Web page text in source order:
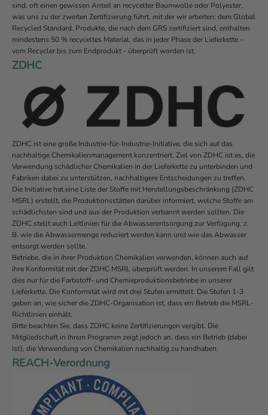
sind, oft einen gewissen Anteil an recycelter Baumwolle oder Polyester,
was uns zu der zweiten Zertifizierung führt, mit der wir arbeiten: dem Global
Recycled Standard. Produkte, die nach dem GRS zertifiziert sind, enthalten
mindestens 50 % recyceltes Material, das in jeder Phase der Lieferkette -
vom Recycler bis zum Endprodukt - überprüft worden ist.
ZDHC
ZDHC ist eine große Industrie-für-Industrie-Initiative, die sich auf das
nachhaltige Chemikalienmanagement konzentriert. Ziel von ZDHC ist es, die
Verwendung schädlicher Chemikalien in der Lieferkette zu unterbinden und
Fabriken dabei zu unterstützen, nachhaltigere Entscheidungen zu treffen.
Die Initiative hat eine Liste der Stoffe mit Herstellungsbeschränkung (ZDHC
MSRL) erstellt, die Produktionsstätten darüber informiert, welche Stoffe am
schädlichsten sind und aus der Produktion verbannt werden sollten. Die
ZDHC stellt auch Leitlinien für die Abwasserentsorgung zur Verfügung, z.
B. wie die Abwassermenge reduziert werden kann und wie das Abwasser
entsorgt werden sollte.
Betriebe, die in ihrer Produktion Chemikalien verwenden, können auch auf
ihre Konformität mit der ZDHC MSRL überprüft werden. In unserem Fall gilt
dies nur für die Farbstoff- und Chemieproduktionsbetriebe in unserer
Lieferkette. Die Konformität wird mit drei Stufen ermittelt. Die Stufen 1-3
geben an, wie sicher die ZDHC-Organisation ist, dass ein Betrieb die MSRL-
Richtlinien einhält.
Bitte beachten Sie, dass ZDHC keine Zertifizierungen vergibt. Die
Mitgliedschaft in ihrem Programm zeigt jedoch an, dass ein Betrieb (dabei
ist), die Verwendung von Chemikalien nachhaltig zu handhaben.
REACH-Verordnung